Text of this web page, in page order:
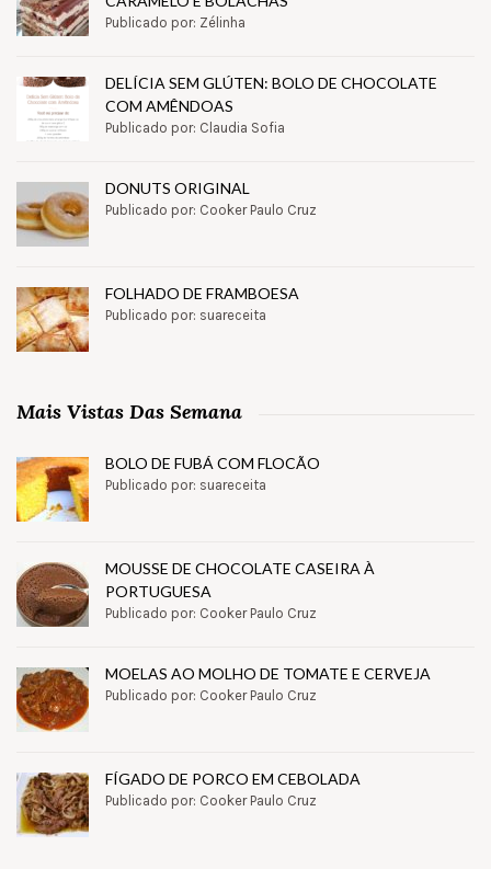
Publicado por: Zélinha
DELÍCIA SEM GLÚTEN: BOLO DE CHOCOLATE
COM AMÊNDOAS
Publicado por: Claudia Sofia
DONUTS ORIGINAL
Publicado por: Cooker Paulo Cruz
FOLHADO DE FRAMBOESA
Publicado por: suareceita
Mais Vistas Das Semana
BOLO DE FUBÁ COM FLOCÃO
Publicado por: suareceita
MOUSSE DE CHOCOLATE CASEIRA À
PORTUGUESA
Publicado por: Cooker Paulo Cruz
MOELAS AO MOLHO DE TOMATE E CERVEJA
Publicado por: Cooker Paulo Cruz
FÍGADO DE PORCO EM CEBOLADA
Publicado por: Cooker Paulo Cruz